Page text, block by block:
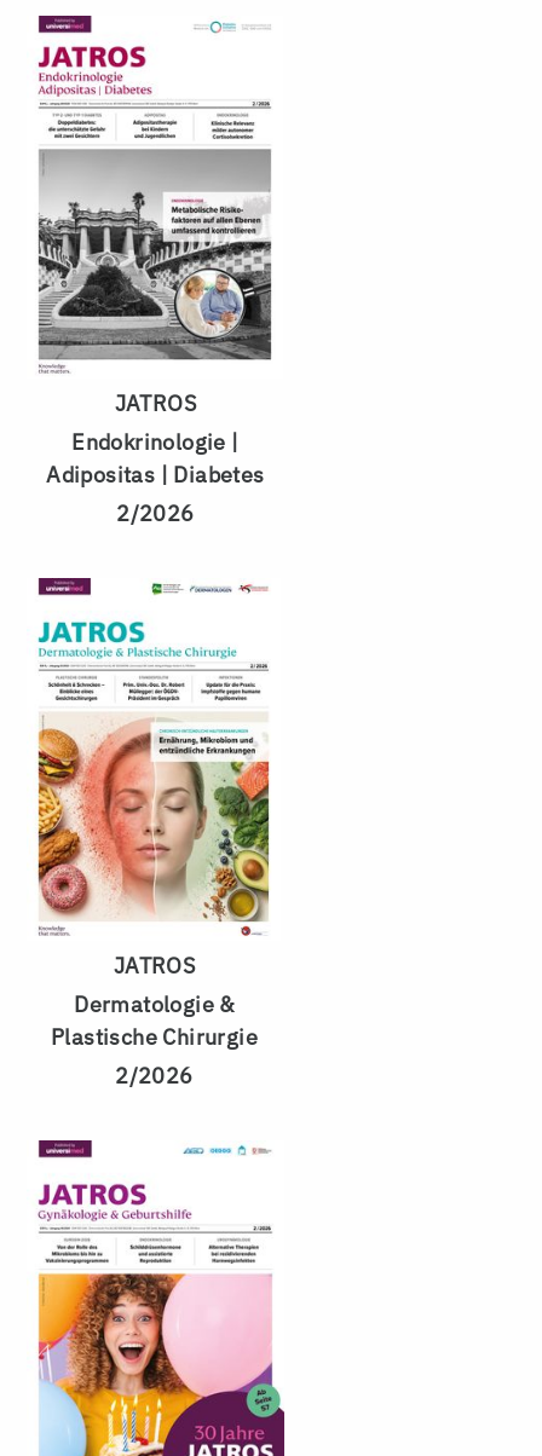
JATROS
Endokrinologie |
Adipositas | Diabetes
2/2026
JATROS
Dermatologie &
Plastische Chirurgie
2/2026